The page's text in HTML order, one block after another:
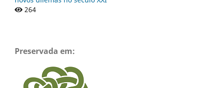
264
Preservada em: